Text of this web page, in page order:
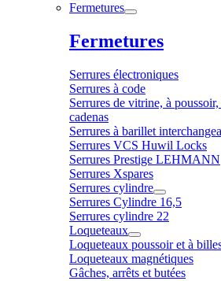
Fermetures
Fermetures
Serrures électroniques
Serrures à code
Serrures de vitrine, à
cadenas
Serrures à barillet
Serrures VCS Huwil Locks
Serrures Prestige LEHMANN
Serrures Xspares
Serrures cylindre
Serrures Cylindre 16,5
Serrures cylindre 22
Loqueteaux
Loqueteaux poussoir et à
Loqueteaux magnétiques
Gâches, arrêts et butées